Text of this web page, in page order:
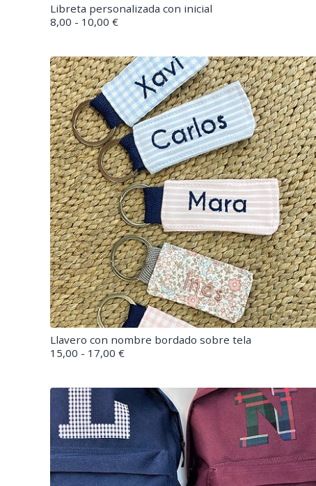
Libreta personalizada con inicial
8,00 - 10,00 €
Llavero con nombre bordado sobre tela
15,00 - 17,00 €